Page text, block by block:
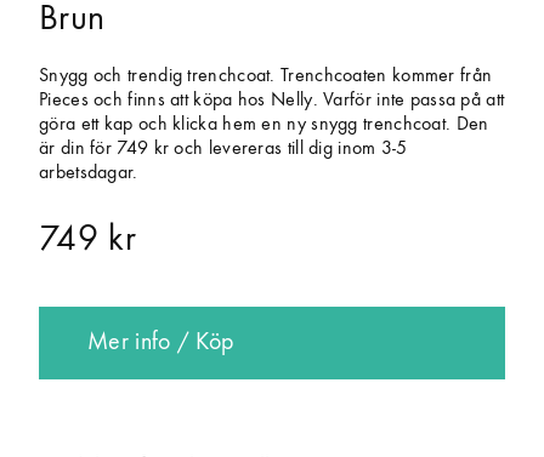
Brun
Snygg och trendig trenchcoat. Trenchcoaten kommer från
Pieces och finns att köpa hos Nelly. Varför inte passa på att
göra ett kap och klicka hem en ny snygg trenchcoat. Den
är din för 749 kr och levereras till dig inom 3-5
arbetsdagar.
749 kr
Mer info / Köp